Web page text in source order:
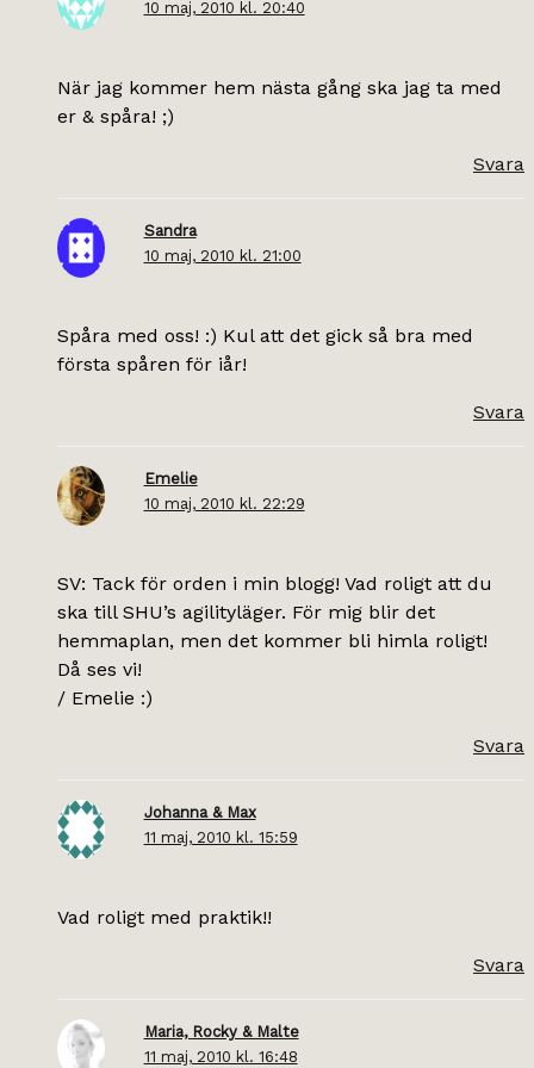
10 maj, 2010 kl. 20:40
När jag kommer hem nästa gång ska jag ta med
er & spåra! ;)
Svara
Sandra
10 maj, 2010 kl. 21:00
Spåra med oss! :) Kul att det gick så bra med
första spåren för iår!
Svara
Emelie
10 maj, 2010 kl. 22:29
SV: Tack för orden i min blogg! Vad roligt att du
ska till SHU’s agilityläger. För mig blir det
hemmaplan, men det kommer bli himla roligt!
Då ses vi!
/ Emelie :)
Svara
Johanna & Max
11 maj, 2010 kl. 15:59
Vad roligt med praktik!!
Svara
Maria, Rocky & Malte
11 maj, 2010 kl. 16:48